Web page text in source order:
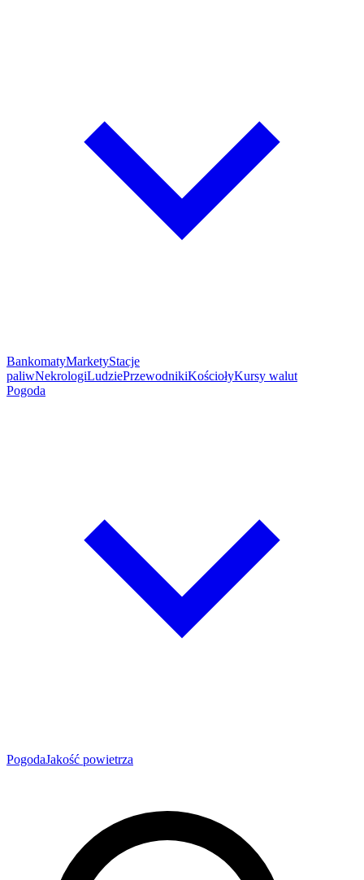
BankomatyMarketyStacje
paliwNekrologiLudziePrzewodnikiKościołyKursy walut
Pogoda
PogodaJakość powietrza